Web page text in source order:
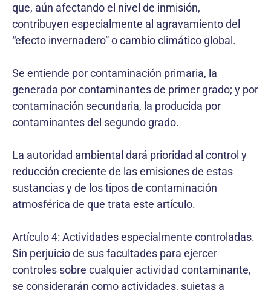
que, aún afectando el nivel de inmisión,
contribuyen especialmente al agravamiento del
“efecto invernadero” o cambio climático global.
Se entiende por contaminación primaria, la
generada por contaminantes de primer grado; y por
contaminación secundaria, la producida por
contaminantes del segundo grado.
La autoridad ambiental dará prioridad al control y
reducción creciente de las emisiones de estas
sustancias y de los tipos de contaminación
atmosférica de que trata este artículo.
Artículo 4: Actividades especialmente controladas.
Sin perjuicio de sus facultades para ejercer
controles sobre cualquier actividad contaminante,
se considerarán como actividades, sujetas a